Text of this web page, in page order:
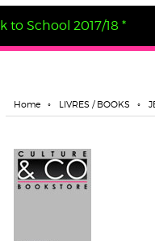
to School 2017/18 *
Home LIVRES / BOOKS